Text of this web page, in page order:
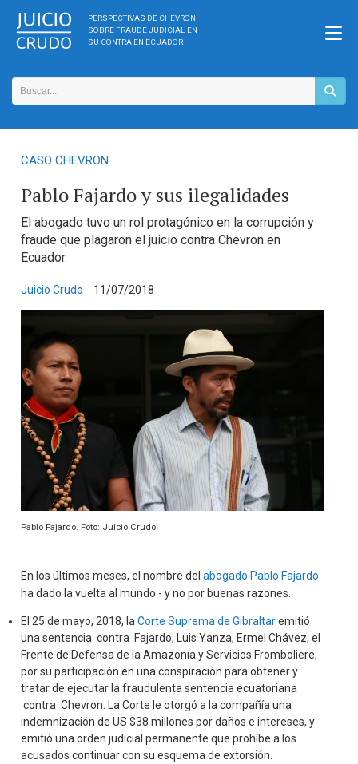
PERSPECTIVAS DE CHEVRON
SOBRE FRAUDE JUDICIAL EN
SU CONTRA EN ECUADOR
CASO CHEVRON
Pablo Fajardo y sus ilegalidades
El abogado tuvo un rol protagónico en la corrupción y
fraude que plagaron el juicio contra Chevron en
Ecuador.
Juicio Crudo 11/07/2018
Pablo Fajardo. Foto: Juicio Crudo
En los últimos meses, el nombre delabogado Pablo Fajardo
ha dado la vuelta al mundo - y no por buenas razones.
El 25 de mayo, 2018, laCorte Suprema de Gibraltaremitió
una sentencia contra Fajardo, Luis Yanza, Ermel Chávez, el
Frente de Defensa de la Amazonía y Servicios Fromboliere,
por su participación en una conspiración para obtener y
tratar de ejecutar la fraudulenta sentencia ecuatoriana
contra Chevron. La Corte le otorgó a la compañía una
indemnización de US $38 millones por daños e intereses, y
emitió una orden judicial permanente que prohíbe a los
acusados continuar con su esquema de extorsión.